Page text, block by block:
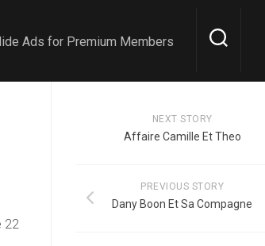
Ads for Premium Members
22
NEXT STORY
Affaire Camille Et Theo
PREVIOUS STORY
Dany Boon Et Sa Compagne